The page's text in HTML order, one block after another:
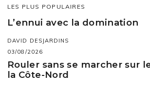
LES PLUS POPULAIRES
L’ennui avec la domination
DAVID DESJARDINS
03/08/2026
Rouler sans se marcher sur
la Côte-Nord